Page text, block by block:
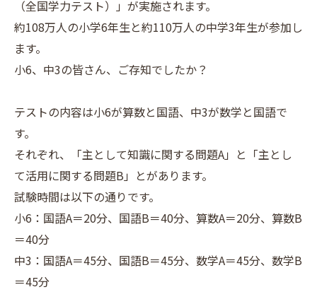
（全国学力テスト）」が実施されます。
約108万人の小学6年生と約110万人の中学3年生が参加し
ます。
小6、中3の皆さん、ご存知でしたか？
テストの内容は小6が算数と国語、中3が数学と国語で
す。
それぞれ、「主として知識に関する問題A」と「主とし
て活用に関する問題B」とがあります。
試験時間は以下の通りです。
小6：国語A＝20分、国語B＝40分、算数A＝20分、算数B
＝40分
中3：国語A＝45分、国語B＝45分、数学A＝45分、数学B
＝45分